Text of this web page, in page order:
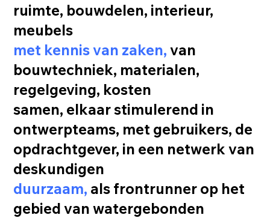
ruimte, bouwdelen, interieur,
meubels
met kennis van zaken, van
bouwtechniek, materialen,
regelgeving, kosten
samen, elkaar stimulerend in
ontwerpteams, met gebruikers, de
opdrachtgever, in een netwerk van
deskundigen
duurzaam, als frontrunner op het
gebied van watergebonden